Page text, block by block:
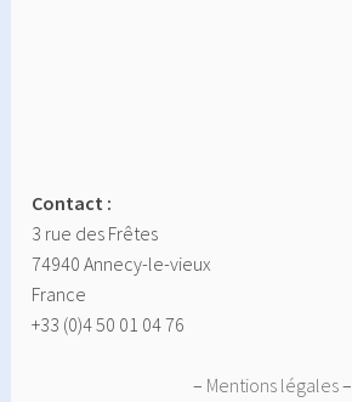
Contact :
3 rue des Frêtes
74940 Annecy-le-vieux
France
+33 (0)4 50 01 04 76
– Mentions légales–